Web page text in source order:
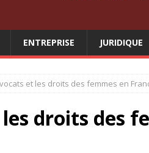
ENTREPRISE JURIDIQUE
et les droits des femmes en
droits des